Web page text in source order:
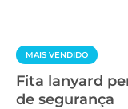
MAIS VENDIDO
Fita lanyard
de segurança